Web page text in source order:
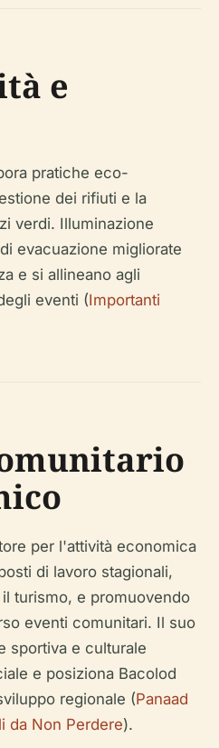
e
pratiche eco-
dei rifiuti e la
verdi. Illuminazione
evacuazione migliorate
e si allineano agli
eventi (Importanti
per l'attività economica
di lavoro stagionali,
turismo, e promuovendo
eventi comunitari. Il suo
sportiva e culturale
e posiziona Bacolod
regionale (Panaad
da Non Perdere).